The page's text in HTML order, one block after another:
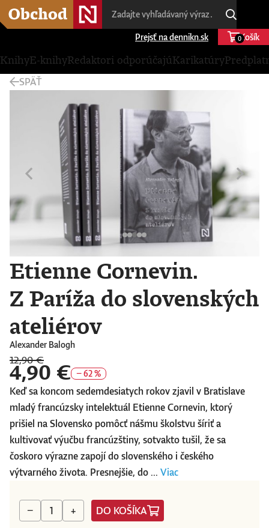
Prejsť na dennikn.sk Košík
0
KnihyE-knihyRedaktori odporúčajúKarikatúry
SPÄŤ
Etienne Cornevin.
Z Paríža do slovenských
ateliérov
Alexander Balogh
12,90 €
4,90 € − 62 %
Keď sa koncom sedemdesiatych rokov zjavil v Bratislave
mladý francúzsky intelektuál Etienne Cornevin, ktorý
prišiel na Slovensko pomôcť nášmu školstvu šíriť a
kultivovať výučbu francúzštiny, sotvakto tušil, že sa
čoskoro výrazne zapojí do slovenského i českého
výtvarného života. Presnejšie, do ... Viac
− + DO KOŠÍKA